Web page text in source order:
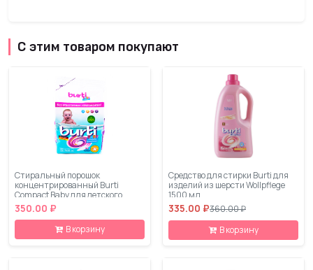
С этим товаром покупают
Стиральный порошок
концентрированный Burti
Compact Baby для детского
белья 0.9 кг
350.00 ₽
В корзину
Средство для стирки Burti для
изделий из шерсти Wollpflege
1500 мл
335.00 ₽360.00 ₽
В корзину